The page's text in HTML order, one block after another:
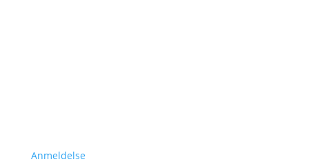
Anmeldelse